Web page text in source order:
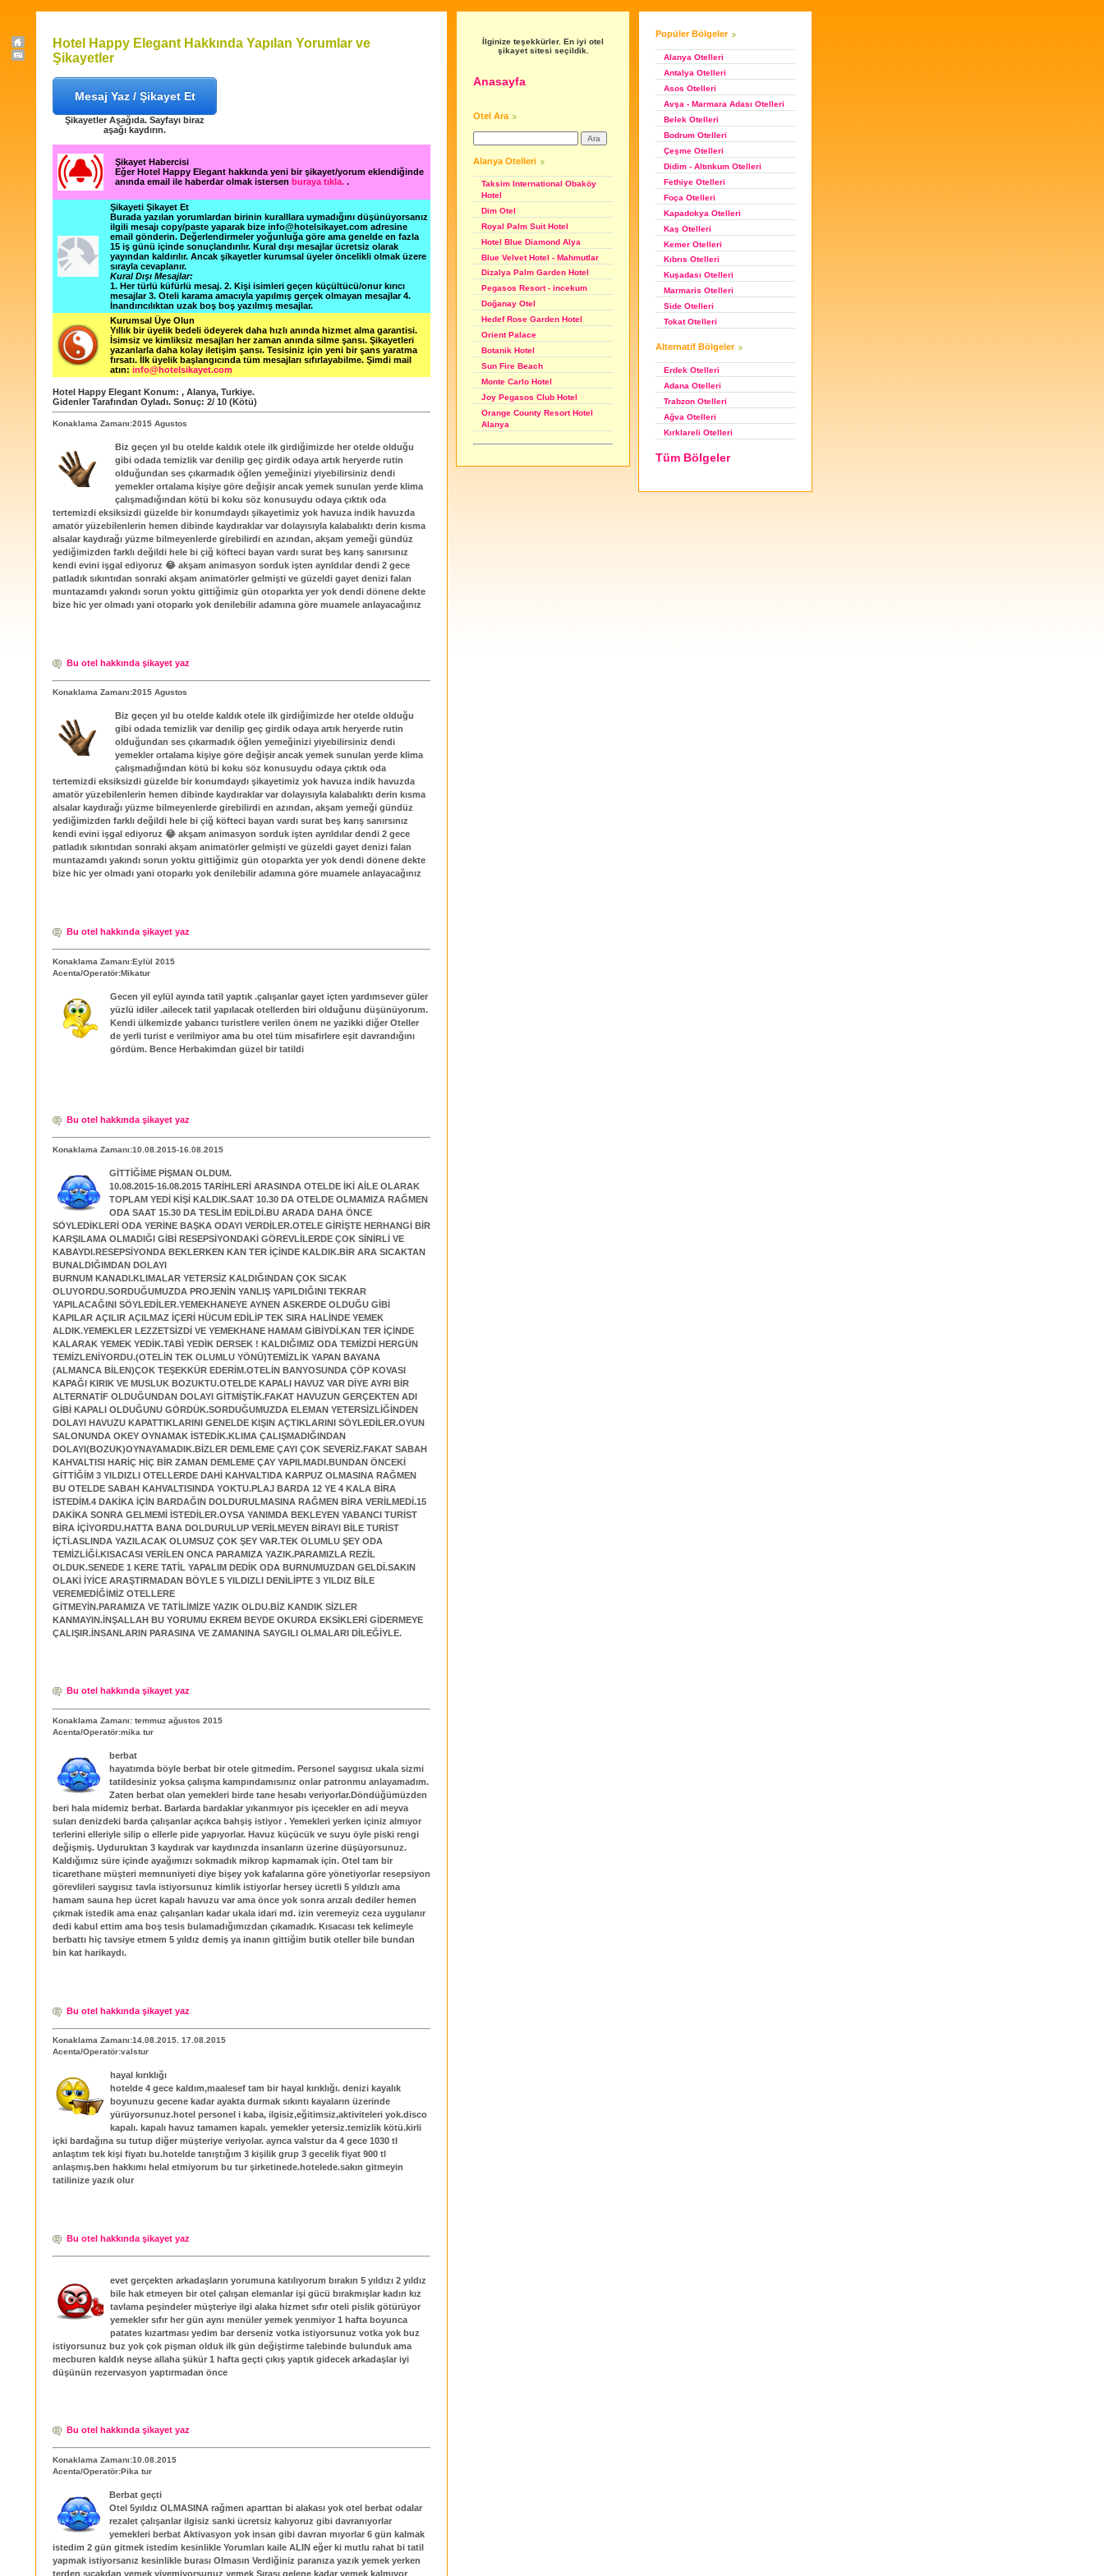
Hotel Happy Elegant Hakkında Yapılan Yorumlar ve
Şikayetler
Mesaj Yaz / Şikayet Et
Şikayetler Aşağıda. Sayfayı biraz
aşağı kaydırın.
Şikayet Habercisi
Eğer Hotel Happy Elegant hakkında yeni bir şikayet/yorum eklendiğinde
anında email ile haberdar olmak istersen buraya tıkla. .
Şikayeti Şikayet Et
Burada yazılan yorumlardan birinin kuralllara uymadığını düşünüyorsanız
ilgili mesajı copy/paste yaparak bize info@hotelsikayet.com adresine
email gönderin. Değerlendirmeler yoğunluğa göre ama genelde en fazla
15 iş günü içinde sonuçlandırılır. Kural dışı mesajlar ücretsiz olarak
yayından kaldırılır. Ancak şikayetler kurumsal üyeler öncelikli olmak üzere
sırayla cevaplanır.
Kural Dışı Mesajlar:
1. Her türlü küfürlü mesaj. 2. Kişi isimleri geçen küçültücü/onur kırıcı
mesajlar 3. Oteli karama amacıyla yapılmış gerçek olmayan mesajlar 4.
İnandırıcılıktan uzak boş boş yazılmış mesajlar.
Kurumsal Üye Olun
Yıllık bir üyelik bedeli ödeyerek daha hızlı anında hizmet alma garantisi.
İsimsiz ve kimliksiz mesajları her zaman anında silme şansı. Şikayetleri
yazanlarla daha kolay iletişim şansı. Tesisiniz için yeni bir şans yaratma
fırsatı. İlk üyelik başlangıcında tüm mesajları sıfırlayabilme. Şimdi mail
atın: info@hotelsikayet.com
Hotel Happy Elegant Konum: , Alanya, Turkiye.
Gidenler Tarafından Oyladı. Sonuç: 2/ 10 (Kötü)
Konaklama Zamanı:2015 Agustos
Biz geçen yıl bu otelde kaldık otele ilk girdiğimizde her otelde olduğu
gibi odada temizlik var denilip geç girdik odaya artık heryerde rutin
olduğundan ses çıkarmadık öğlen yemeğinizi yiyebilirsiniz dendi
yemekler ortalama kişiye göre değişir ancak yemek sunulan yerde klima
çalışmadığından kötü bi koku söz konusuydu odaya çıktık oda
tertemizdi eksiksizdi güzelde bir konumdaydı şikayetimiz yok havuza indik havuzda
amatör yüzebilenlerin hemen dibinde kaydıraklar var dolayısıyla kalabalıktı derin kısma
alsalar kaydırağı yüzme bilmeyenlerde girebilirdi en azından, akşam yemeği gündüz
yediğimizden farklı değildi hele bi çiğ köfteci bayan vardı surat beş karış sanırsınız
kendi evini işgal ediyoruz 😂 akşam animasyon sorduk işten ayrıldılar dendi 2 gece
patladık sıkıntıdan sonraki akşam animatörler gelmişti ve güzeldi gayet denizi falan
muntazamdı yakındı sorun yoktu gittiğimiz gün otoparkta yer yok dendi dönene dekte
bize hic yer olmadı yani otoparkı yok denilebilir adamına göre muamele anlayacağınız
Bu otel hakkında şikayet yaz
Konaklama Zamanı:2015 Agustos
Biz geçen yıl bu otelde kaldık otele ilk girdiğimizde her otelde olduğu
gibi odada temizlik var denilip geç girdik odaya artık heryerde rutin
olduğundan ses çıkarmadık öğlen yemeğinizi yiyebilirsiniz dendi
yemekler ortalama kişiye göre değişir ancak yemek sunulan yerde klima
çalışmadığından kötü bi koku söz konusuydu odaya çıktık oda
tertemizdi eksiksizdi güzelde bir konumdaydı şikayetimiz yok havuza indik havuzda
amatör yüzebilenlerin hemen dibinde kaydıraklar var dolayısıyla kalabalıktı derin kısma
alsalar kaydırağı yüzme bilmeyenlerde girebilirdi en azından, akşam yemeği gündüz
yediğimizden farklı değildi hele bi çiğ köfteci bayan vardı surat beş karış sanırsınız
kendi evini işgal ediyoruz 😂 akşam animasyon sorduk işten ayrıldılar dendi 2 gece
patladık sıkıntıdan sonraki akşam animatörler gelmişti ve güzeldi gayet denizi falan
muntazamdı yakındı sorun yoktu gittiğimiz gün otoparkta yer yok dendi dönene dekte
bize hic yer olmadı yani otoparkı yok denilebilir adamına göre muamele anlayacağınız
Bu otel hakkında şikayet yaz
Konaklama Zamanı:Eylül 2015
Acenta/Operatör:Mikatur
Gecen yil eylül ayında tatil yaptık .çalışanlar gayet içten yardımsever güler
yüzlü idiler .ailecek tatil yapılacak otellerden biri olduğunu düşünüyorum.
Kendi ülkemizde yabancı turistlere verilen önem ne yazikki diğer Oteller
de yerli turist e verilmiyor ama bu otel tüm misafirlere eşit davrandığını
gördüm. Bence Herbakimdan güzel bir tatildi
Bu otel hakkında şikayet yaz
Konaklama Zamanı:10.08.2015-16.08.2015
GİTTİĞİME PİŞMAN OLDUM.
10.08.2015-16.08.2015 TARİHLERİ ARASINDA OTELDE İKİ AİLE OLARAK
TOPLAM YEDİ KİŞİ KALDIK.SAAT 10.30 DA OTELDE OLMAMIZA RAĞMEN
ODA SAAT 15.30 DA TESLİM EDİLDİ.BU ARADA DAHA ÖNCE
SÖYLEDİKLERİ ODA YERİNE BAŞKA ODAYI VERDİLER.OTELE GİRİŞTE HERHANGİ BİR
KARŞILAMA OLMADIĞI GİBİ RESEPSİYONDAKİ GÖREVLİLERDE ÇOK SİNİRLİ VE
KABAYDI.RESEPSİYONDA BEKLERKEN KAN TER İÇİNDE KALDIK.BİR ARA SICAKTAN
BUNALDIĞIMDAN DOLAYI
BURNUM KANADI.KLIMALAR YETERSİZ KALDIĞINDAN ÇOK SICAK
OLUYORDU.SORDUĞUMUZDA PROJENİN YANLIŞ YAPILDIĞINI TEKRAR
YAPILACAĞINI SÖYLEDİLER.YEMEKHANEYE AYNEN ASKERDE OLDUĞU GİBİ
KAPILAR AÇILIR AÇILMAZ İÇERİ HÜCUM EDİLİP TEK SIRA HALİNDE YEMEK
ALDIK.YEMEKLER LEZZETSİZDİ VE YEMEKHANE HAMAM GİBİYDİ.KAN TER İÇİNDE
KALARAK YEMEK YEDİK.TABİ YEDİK DERSEK ! KALDIĞIMIZ ODA TEMİZDİ HERGÜN
TEMİZLENİYORDU.(OTELİN TEK OLUMLU YÖNÜ)TEMİZLİK YAPAN BAYANA
(ALMANCA BİLEN)ÇOK TEŞEKKÜR EDERİM.OTELİN BANYOSUNDA ÇÖP KOVASI
KAPAĞI KIRIK VE MUSLUK BOZUKTU.OTELDE KAPALI HAVUZ VAR DİYE AYRI BİR
ALTERNATİF OLDUĞUNDAN DOLAYI GİTMİŞTİK.FAKAT HAVUZUN GERÇEKTEN ADI
GİBİ KAPALI OLDUĞUNU GÖRDÜK.SORDUĞUMUZDA ELEMAN YETERSİZLİĞİNDEN
DOLAYI HAVUZU KAPATTIKLARINI GENELDE KIŞIN AÇTIKLARINI SÖYLEDİLER.OYUN
SALONUNDA OKEY OYNAMAK İSTEDİK.KLIMA ÇALIŞMADIĞINDAN
DOLAYI(BOZUK)OYNAYAMADIK.BİZLER DEMLEME ÇAYI ÇOK SEVERİZ.FAKAT SABAH
KAHVALTISI HARİÇ HİÇ BİR ZAMAN DEMLEME ÇAY YAPILMADI.BUNDAN ÖNCEKİ
GİTTİĞİM 3 YILDIZLI OTELLERDE DAHİ KAHVALTIDA KARPUZ OLMASINA RAĞMEN
BU OTELDE SABAH KAHVALTISINDA YOKTU.PLAJ BARDA 12 YE 4 KALA BİRA
İSTEDİM.4 DAKİKA İÇİN BARDAĞIN DOLDURULMASINA RAĞMEN BİRA VERİLMEDİ.15
DAKİKA SONRA GELMEMİ İSTEDİLER.OYSA YANIMDA BEKLEYEN YABANCI TURİST
BİRA İÇİYORDU.HATTA BANA DOLDURULUP VERİLMEYEN BİRAYI BİLE TURİST
İÇTİ.ASLINDA YAZILACAK OLUMSUZ ÇOK ŞEY VAR.TEK OLUMLU ŞEY ODA
TEMİZLİĞİ.KISACASI VERİLEN ONCA PARAMIZA YAZIK.PARAMIZLA REZİL
OLDUK.SENEDE 1 KERE TATİL YAPALIM DEDİK ODA BURNUMUZDAN GELDİ.SAKIN
OLAKİ İYİCE ARAŞTIRMADAN BÖYLE 5 YILDIZLI DENİLİPTE 3 YILDIZ BİLE
VEREMEDİĞİMİZ OTELLERE
GİTMEYİN.PARAMIZA VE TATİLİMİZE YAZIK OLDU.BİZ KANDIK SİZLER
KANMAYIN.İNŞALLAH BU YORUMU EKREM BEYDE OKURDA EKSİKLERİ GİDERMEYE
ÇALIŞIR.İNSANLARIN PARASINA VE ZAMANINA SAYGILI OLMALARI DİLEĞİYLE.
Bu otel hakkında şikayet yaz
Konaklama Zamanı: temmuz ağustos 2015
Acenta/Operatör:mika tur
berbat
hayatımda böyle berbat bir otele gitmedim. Personel saygısız ukala sizmi
tatildesiniz yoksa çalışma kampındamısınız onlar patronmu anlayamadım.
Zaten berbat olan yemekleri birde tane hesabı veriyorlar.Döndüğümüzden
beri hala midemiz berbat. Barlarda bardaklar yıkanmıyor pis içecekler en adi meyva
suları denizdeki barda çalışanlar açıkca bahşiş istiyor . Yemekleri yerken içiniz almıyor
terlerini elleriyle silip o ellerle pide yapıyorlar. Havuz küçücük ve suyu öyle piski rengi
değişmiş. Uyduruktan 3 kaydırak var kaydınızda insanların üzerine düşüyorsunuz.
Kaldığımız süre içinde ayağımızı sokmadık mikrop kapmamak için. Otel tam bir
ticarethane müşteri memnuniyeti diye bişey yok kafalarına göre yönetiyorlar resepsiyon
görevlileri saygısız tavla istiyorsunuz kimlik istiyorlar hersey ücretli 5 yıldızlı ama
hamam sauna hep ücret kapalı havuzu var ama önce yok sonra arızalı dediler hemen
çıkmak istedik ama enaz çalışanları kadar ukala idari md. izin veremeyiz ceza uygulanır
dedi kabul ettim ama boş tesis bulamadığımızdan çıkamadık. Kısacası tek kelimeyle
berbattı hiç tavsiye etmem 5 yıldız demiş ya inanın gittiğim butik oteller bile bundan
bin kat harikaydı.
Bu otel hakkında şikayet yaz
Konaklama Zamanı:14.08.2015. 17.08.2015
Acenta/Operatör:valstur
hayal kırıklığı
hotelde 4 gece kaldım,maalesef tam bir hayal kırıklığı. denizi kayalık
boyunuzu gecene kadar ayakta durmak sıkıntı kayaların üzerinde
yürüyorsunuz.hotel personel i kaba, ilgisiz,eğitimsiz,aktiviteleri yok.disco
kapalı. kapalı havuz tamamen kapalı. yemekler yetersiz.temizlik kötü.kirli
içki bardağına su tutup diğer müşteriye veriyolar. ayrıca valstur da 4 gece 1030 tl
anlaştım tek kişi fiyatı bu.hotelde tanıştığım 3 kişilik grup 3 gecelik fiyat 900 tl
anlaşmış.ben hakkımı helal etmiyorum bu tur şirketinede.hotelede.sakın gitmeyin
tatilinize yazık olur
Bu otel hakkında şikayet yaz
evet gerçekten arkadaşların yorumuna katılıyorum bırakın 5 yıldızı 2 yıldız
bile hak etmeyen bir otel çalışan elemanlar işi gücü bırakmışlar kadın kız
tavlama peşindeler müşteriye ilgi alaka hizmet sıfır oteli pislik götürüyor
yemekler sıfır her gün aynı menüler yemek yenmiyor 1 hafta boyunca
patates kızartması yedim bar derseniz votka istiyorsunuz votka yok buz
istiyorsunuz buz yok çok pişman olduk ilk gün değiştirme talebinde bulunduk ama
mecburen kaldık neyse allaha şükür 1 hafta geçti çıkış yaptık gidecek arkadaşlar iyi
düşünün rezervasyon yaptırmadan önce
Bu otel hakkında şikayet yaz
Konaklama Zamanı:10.08.2015
Acenta/Operatör:Pika tur
Berbat geçti
Otel 5yıldız OLMASINA rağmen aparttan bi alakası yok otel berbat odalar
rezalet çalışanlar ilgisiz sanki ücretsiz kalıyoruz gibi davranıyorlar
yemekleri berbat Aktivasyon yok insan gibi davran mıyorlar 6 gün kalmak
istedim 2 gün gitmek istedim kesinlikle Yorumları kaile ALIN eğer ki mutlu rahat bi tatil
yapmak istiyorsanız kesinlikle burası Olmasın Verdiğiniz paranıza yazık yemek yerken
terden sıcakdan yemek yiyemiyorsunuz yemek Sırası gelene kadar yemek kalmıyor
İlginize teşekkürler. En iyi otel
şikayet sitesi seçildik.
Anasayfa
Otel Ara
Alanya Otelleri
Taksim International Obaköy
Hotel
Dim Otel
Royal Palm Suit Hotel
Hotel Blue Diamond Alya
Blue Velvet Hotel - Mahmutlar
Dizalya Palm Garden Hotel
Pegasos Resort - incekum
Doğanay Otel
Hedef Rose Garden Hotel
Orient Palace
Botanik Hotel
Sun Fire Beach
Monte Carlo Hotel
Joy Pegasos Club Hotel
Orange County Resort Hotel
Alanya
Popüler Bölgeler
Alanya Otelleri
Antalya Otelleri
Asos Otelleri
Avşa - Marmara Adası Otelleri
Belek Otelleri
Bodrum Otelleri
Çeşme Otelleri
Didim - Altınkum Otelleri
Fethiye Otelleri
Foça Otelleri
Kapadokya Otelleri
Kaş Otelleri
Kemer Otelleri
Kıbrıs Otelleri
Kuşadası Otelleri
Marmaris Otelleri
Side Otelleri
Tokat Otelleri
Alternatif Bölgeler
Erdek Otelleri
Adana Otelleri
Trabzon Otelleri
Ağva Otelleri
Kırklareli Otelleri
Tüm Bölgeler